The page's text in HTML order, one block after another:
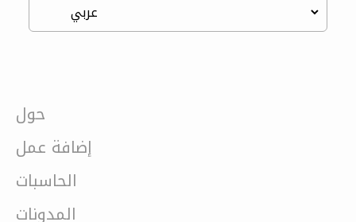
حول
إضافة عمل
الحاسبات
المدونات